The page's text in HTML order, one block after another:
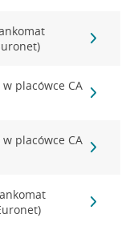
placówce CA
placówce CA